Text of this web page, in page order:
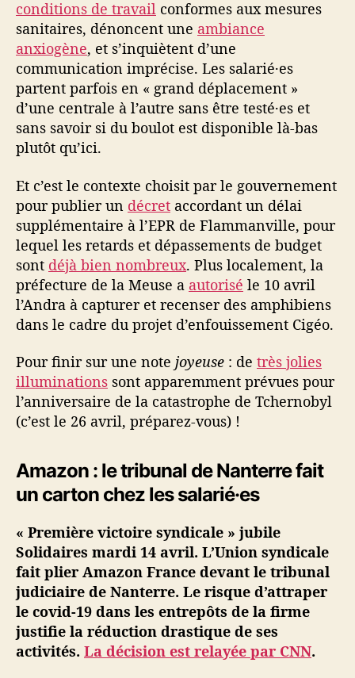
conditions de travail conformes aux mesures
sanitaires, dénoncent une ambiance
anxiogène, et s’inquiètent d’une
communication imprécise. Les salarié·es
partent parfois en « grand déplacement »
d’une centrale à l’autre sans être testé·es et
sans savoir si du boulot est disponible là-bas
plutôt qu’ici.
Et c’est le contexte choisit par le gouvernement
pour publier un décret accordant un délai
supplémentaire à l’EPR de Flammanville, pour
lequel les retards et dépassements de budget
sont déjà bien nombreux. Plus localement, la
préfecture de la Meuse a autorisé le 10 avril
l’Andra à capturer et recenser des amphibiens
dans le cadre du projet d’enfouissement Cigéo.
Pour finir sur une note joyeuse : de très jolies
illuminations sont apparemment prévues pour
l’anniversaire de la catastrophe de Tchernobyl
(c’est le 26 avril, préparez-vous) !
Amazon : le tribunal de Nanterre fait
un carton chez les salarié·es
« Première victoire syndicale » jubile
Solidaires mardi 14 avril. L’Union syndicale
fait plier Amazon France devant le tribunal
judiciaire de Nanterre. Le risque d’attraper
le covid-19 dans les entrepôts de la firme
justifie la réduction drastique de ses
activités. La décision est relayée par CNN.